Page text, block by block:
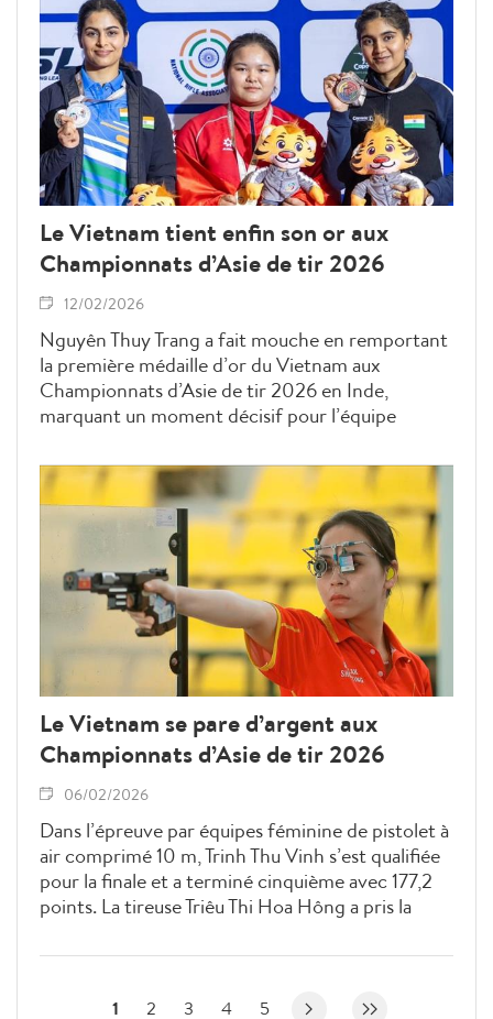
Le Vietnam tient enfin son or aux
Championnats d’Asie de tir 2026
12/02/2026
Nguyên Thuy Trang a fait mouche en remportant
la première médaille d’or du Vietnam aux
Championnats d’Asie de tir 2026 en Inde,
marquant un moment décisif pour l’équipe
Le Vietnam se pare d’argent aux
Championnats d’Asie de tir 2026
06/02/2026
Dans l’épreuve par équipes féminine de pistolet à
air comprimé 10 m, Trinh Thu Vinh s’est qualifiée
pour la finale et a terminé cinquième avec 177,2
points. La tireuse Triêu Thi Hoa Hông a pris la
de médailles individuelles, le Vietnam a remporté
1 2 3 4 5